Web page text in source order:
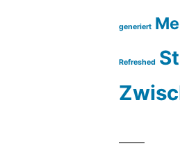
generiert
Refreshed